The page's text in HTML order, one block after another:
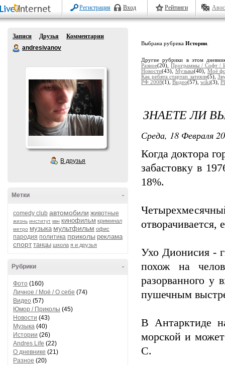
Регистрация Вход Рейтинги
Записи Друзья
Комментарии
andresivanov
В друзья
-
Метки
comedy club автомобили животные
жизнь институт квн кинофильм криминал
метро музыка мультфильм офис
пародия политика приколы реклама
спорт танцы школа я и друзья
-
Рубрики
Фото (160)
Личное / Моё / О себе (74)
Видео (57)
Юмор / Приколы (45)
Новости (43)
Музыка (40)
Истории (26)
Andres Life (22)
О дневнике (21)
Разное (20)
Выбрана рубрика Истории
Другие рубрики в этом
Разное(20), Программы / Софт /
Новости(43), Музыка(40), Моё
Как ребята стартап затеяли(5),
РФ 2008(1), Видео(57), wiki(3),
ЗНАЕТЕ ЛИ
Среда, 18 Февраля
Когда доктора
забастовку в
18%.
отворачивается,
Ухо Дионисия -
похож на
разорванного у
пушечным
В Антарктиде
морской и может
С.